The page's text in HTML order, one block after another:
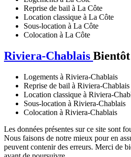
Reprise de bail à La Côte
Location classique à La Côte
Sous-location à La Côte
Colocation à La Côte
Riviera-Chablais Bientôt
Logements à Riviera-Chablais
Reprise de bail à Riviera-Chablais
Location classique à Riviera-
Sous-location à Riviera-Chablais
Colocation à Riviera-Chablais
Les données présentes sur ce site sont
Nous faisons de notre mieux pour en
peuvent contenir des erreurs. Merci de